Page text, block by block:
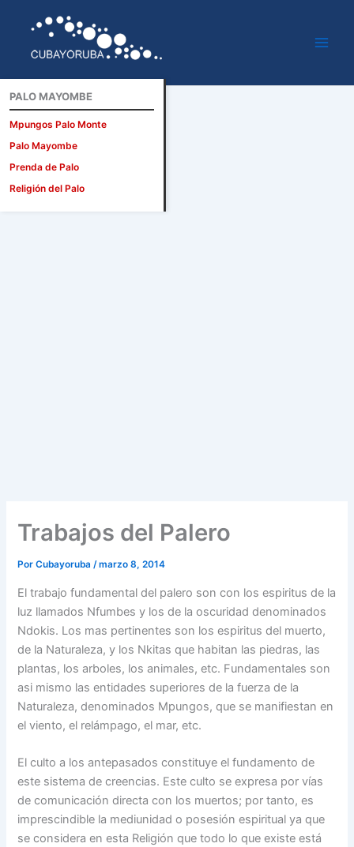
contenido
Trabajos del Palero
PorCubayoruba/marzo 8, 2014
El trabajo fundamental del palero son con los espiritus de la
luz llamados Nfumbes y los de la oscuridad denominados
Ndokis. Los mas pertinentes son los espiritus del muerto,
de la Naturaleza, y los Nkitas que habitan las piedras, las
plantas, los arboles, los animales, etc. Fundamentales son
asi mismo las entidades superiores de la fuerza de la
Naturaleza, denominados Mpungos, que se manifiestan en
el viento, el relámpago, el mar, etc.
El culto a los antepasados constituye el fundamento de
este sistema de creencias. Este culto se expresa por vías
de comunicación directa con los muertos; por tanto, es
imprescindible la mediunidad o posesión espiritual ya que
se considera en esta Religión que todo lo que existe está
PALO MAYOMBE
Mpungos Palo Monte
Palo Mayombe
Prenda de Palo
Religión del Palo